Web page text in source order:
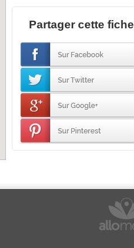
Partager cette fiche